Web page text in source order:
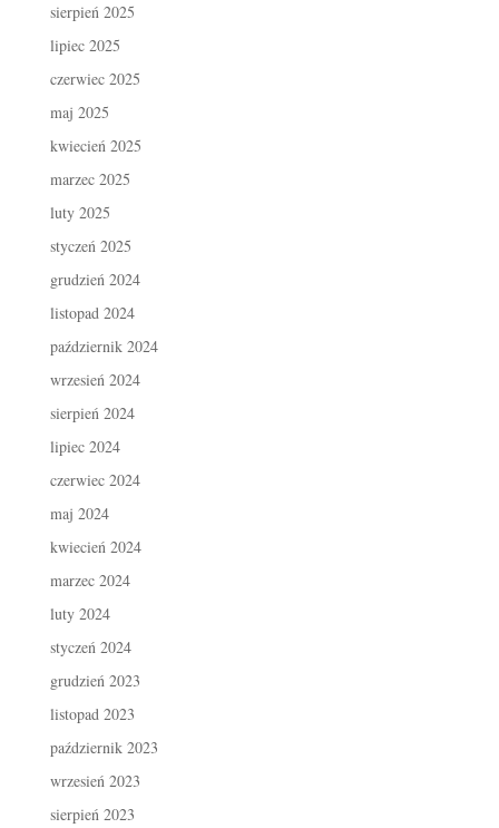
sierpień 2025
lipiec 2025
czerwiec 2025
maj 2025
kwiecień 2025
marzec 2025
luty 2025
styczeń 2025
grudzień 2024
listopad 2024
październik 2024
wrzesień 2024
sierpień 2024
lipiec 2024
czerwiec 2024
maj 2024
kwiecień 2024
marzec 2024
luty 2024
styczeń 2024
grudzień 2023
listopad 2023
październik 2023
wrzesień 2023
sierpień 2023